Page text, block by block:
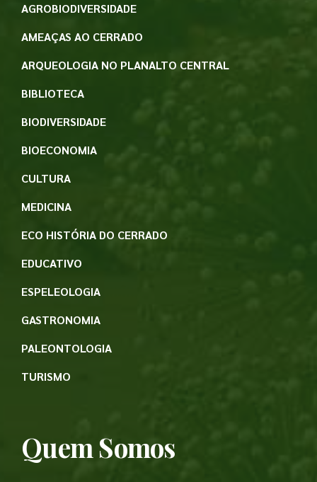
AGROBIODIVERSIDADE
AMEAÇAS AO CERRADO
ARQUEOLOGIA NO PLANALTO CENTRAL
BIBLIOTECA
BIODIVERSIDADE
BIOECONOMIA
CULTURA
MEDICINA
ECO HISTÓRIA DO CERRADO
EDUCATIVO
ESPELEOLOGIA
GASTRONOMIA
PALEONTOLOGIA
TURISMO
Quem Somos